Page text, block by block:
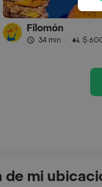
Filomón
34 min · $
de mi